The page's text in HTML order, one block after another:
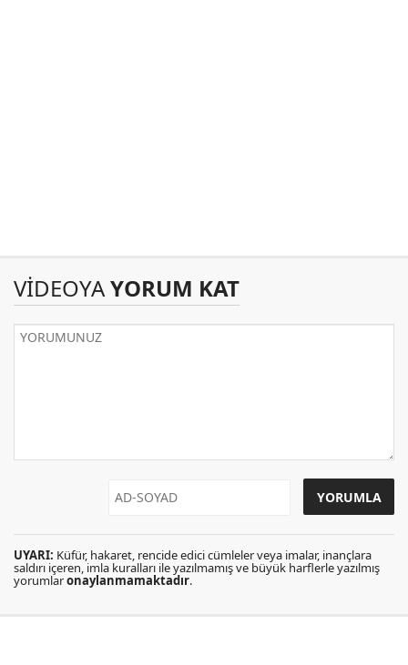
VİDEOYAYORUM KAT
UYARI: Küfür, hakaret, rencide edici cümleler veya imalar, inançlara
saldırı içeren, imla kuralları ile yazılmamış ve büyük harflerle yazılmış
yorumlaronaylanmamaktadır.